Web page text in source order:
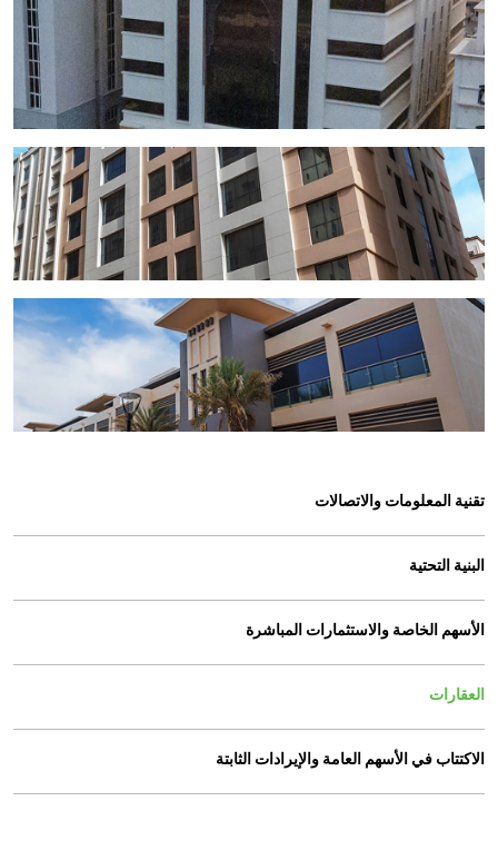
تقنية المعلومات والاتصالات
البنية التحتية
الأسهم الخاصة والاستثمارات المباشرة
العقارات
الاكتتاب في الأسهم العامة والإيرادات الثابتة